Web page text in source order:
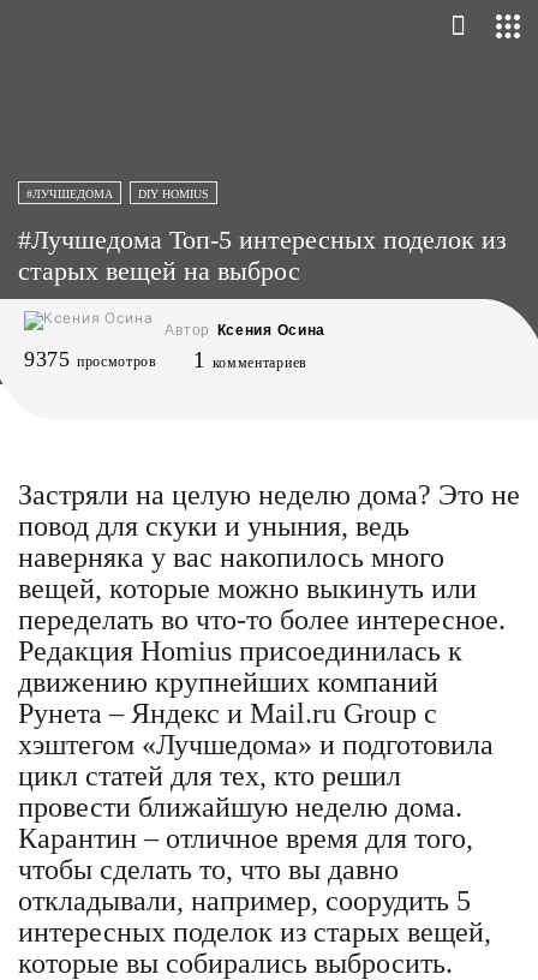
#ЛУЧШЕДОМА DIY HOMIUS
#Лучшедома Топ-5 интересных поделок из
старых вещей на выброс
Автор Ксения Осина
9375 просмотров 1 комментариев
Застряли на целую неделю дома? Это не
повод для скуки и уныния, ведь
наверняка у вас накопилось много
вещей, которые можно выкинуть или
переделать во что-то более интересное.
Редакция Homius присоединилась к
движению крупнейших компаний
Рунета – Яндекс и Mail.ru Group с
хэштегом «Лучшедома» и подготовила
цикл статей для тех, кто решил
провести ближайшую неделю дома.
Карантин – отличное время для того,
чтобы сделать то, что вы давно
откладывали, например, соорудить 5
интересных поделок из старых вещей,
которые вы собирались выбросить.